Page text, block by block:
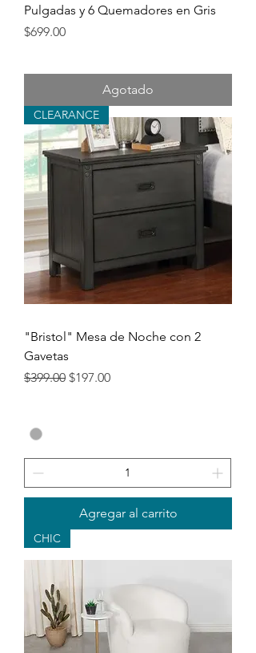
Pulgadas y 6 Quemadores en Gris
Precio
$699.00
Agotado
CLEARANCE
"Bristol" Mesa de Noche con 2
Gavetas
Precio
$399.00 Precio de oferta
$197.00
Agregar al carrito
CHIC